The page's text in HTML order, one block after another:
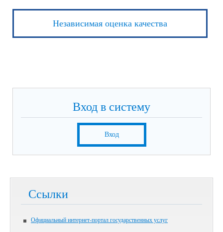
Независимая оценка качества
Вход в систему
Вход
Ссылки
Официальный интернет-портал государственных услуг